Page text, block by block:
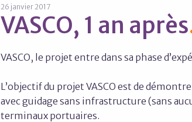
26 janvier 2017
VASCO, 1 an après
VASCO, le projet entre dans sa phase
L’objectif du projet VASCO est de
avec guidage sans infrastructure (sans
terminaux portuaires.